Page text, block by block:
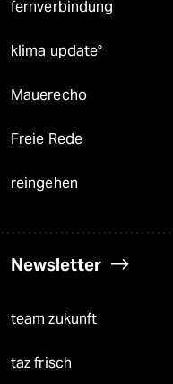
fernverbindung
klima update°
Mauerecho
Freie Rede
reingehen
Newsletter
team zukunft
taz frisch